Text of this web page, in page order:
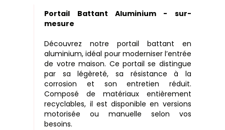
Portail Battant Aluminium - sur-
mesure
Découvrez notre portail battant en
aluminium, idéal pour moderniser l’entrée
de votre maison. Ce portail se distingue
par sa légèreté, sa résistance à la
corrosion et son entretien réduit.
Composé de matériaux entièrement
recyclables, il est disponible en versions
motorisée ou manuelle selon vos
besoins.